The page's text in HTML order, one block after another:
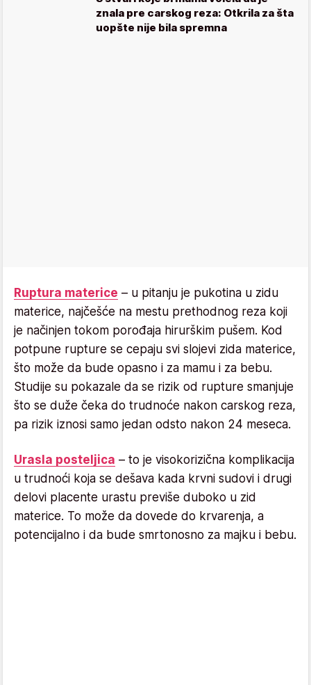
znala pre carskog reza: Otkrila za šta
uopšte nije bila spremna
Ruptura materice – u pitanju je pukotina u zidu
materice, najčešće na mestu prethodnog reza koji
je načinjen tokom porođaja hirurškim pušem. Kod
potpune rupture se cepaju svi slojevi zida materice,
što može da bude opasno i za mamu i za bebu.
Studije su pokazale da se rizik od rupture smanjuje
što se duže čeka do trudnoće nakon carskog reza,
pa rizik iznosi samo jedan odsto nakon 24 meseca.
Urasla posteljica – to je visokorizična komplikacija
u trudnoći koja se dešava kada krvni sudovi i drugi
delovi placente urastu previše duboko u zid
materice. To može da dovede do krvarenja, a
potencijalno i da bude smrtonosno za majku i bebu.